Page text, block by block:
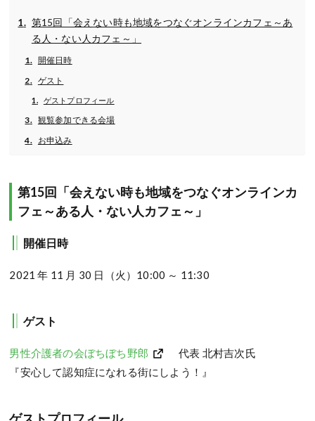
第15回「会えない時も地域をつなぐオンラインカフェ～あ
る人・ない人カフェ～」
開催日時
ゲスト
ゲストプロフィール
観覧参加できる会場
お申込み
第15回「会えない時も地域をつなぐオンラインカ
フェ～ある人・ない人カフェ～」
開催日時
2021 年 11 月 30 日（火）10:00 ～ 11:30
ゲスト
男性介護者の会ぼちぼち野郎
代表 北村吉次氏
『安心して認知症になれる街にしよう！』